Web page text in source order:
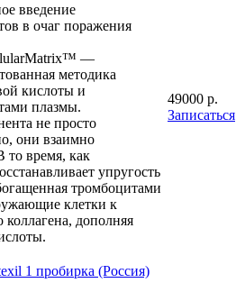
введение
в очаг поражения
—
методика
кислоты и
плазмы.
не просто
они взаимно
то время, как
упругость
тромбоцитами
клетки к
коллагена, дополняя
49000 р.
Записаться
1 пробирка (Россия)